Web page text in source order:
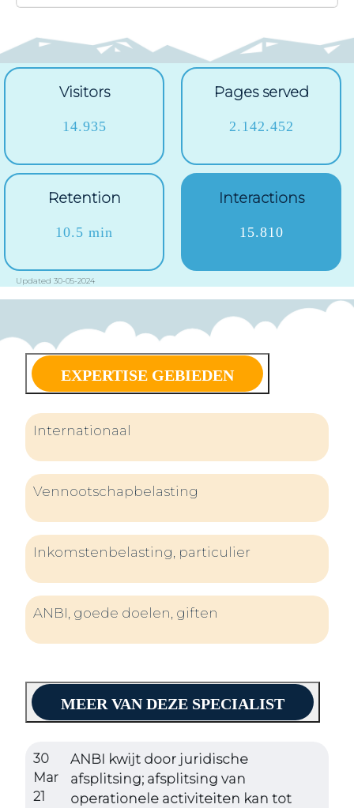
Visitors
14.935
Pages served
2.142.452
Retention
10.5 min
Interactions
15.810
Updated 30-05-2024
EXPERTISE GEBIEDEN
Internationaal
Vennootschapbelasting
Inkomstenbelasting, particulier
ANBI, goede doelen, giften
MEER VAN DEZE SPECIALIST
30
Mar
21
ANBI kwijt door juridische
afsplitsing; afsplitsing van
operationele activiteiten kan tot